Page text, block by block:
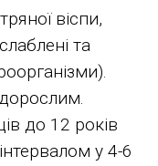
віспи,
та
дорослим.
до 12 років
у 4-6